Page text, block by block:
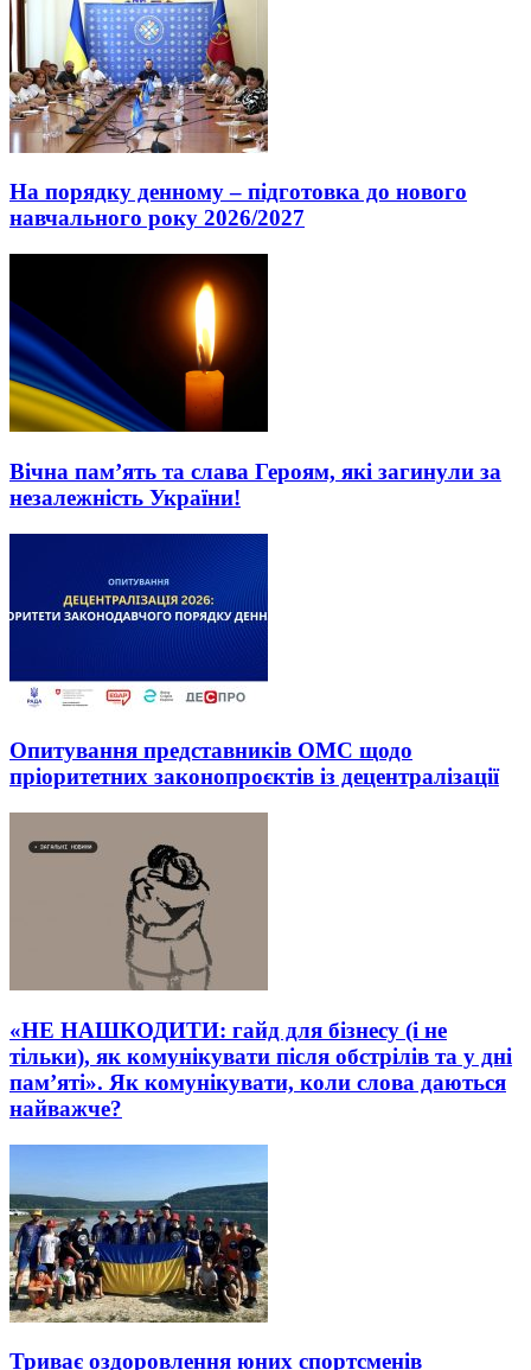
На порядку денному – підготовка до нового
навчального року 2026/2027
Вічна пам’ять та слава Героям, які загинули за
незалежність України!
Опитування представників ОМС щодо
пріоритетних законопроєктів із децентралізації
«НЕ НАШКОДИТИ: гайд для бізнесу (і не
тільки), як комунікувати після обстрілів та у дні
пам’яті». Як комунікувати, коли слова даються
найважче?
Триває оздоровлення юних спортсменів